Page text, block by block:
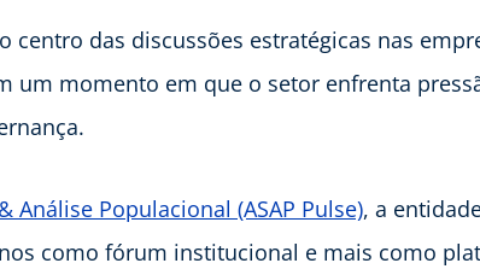
centro das discussões estratégicas nas
um momento em que o setor enfrenta
Análise Populacional (ASAP Pulse), a
como fórum institucional e mais como